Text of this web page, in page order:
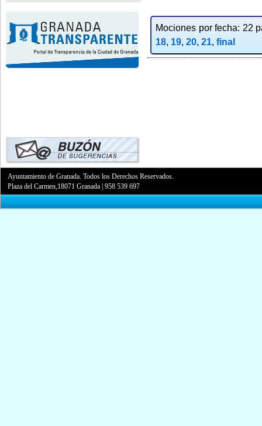
Mociones por fecha: 22
18, 19, 20, 21, final
Ayuntamiento de Granada. Todos los Derechos Reservados.
Plaza del Carmen,18071 Granada |958 539 697